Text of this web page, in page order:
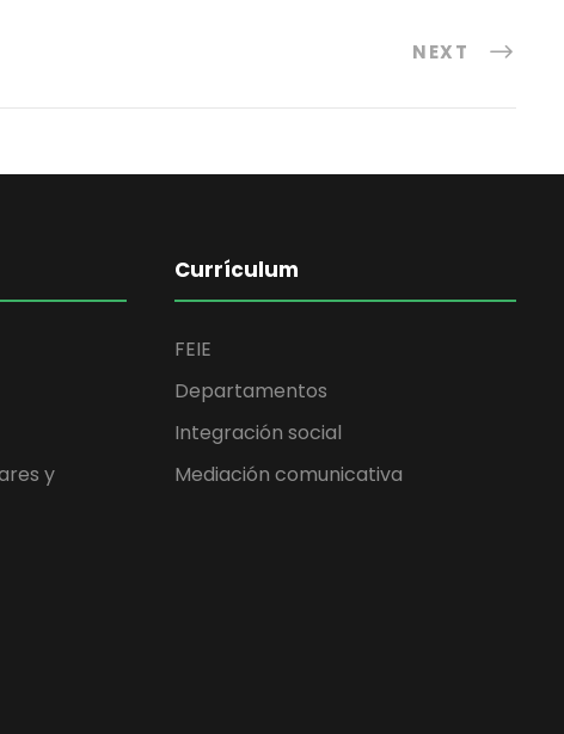
NEXT
y
Currículum
FEIE
Departamentos
Integración social
Mediación comunicativa